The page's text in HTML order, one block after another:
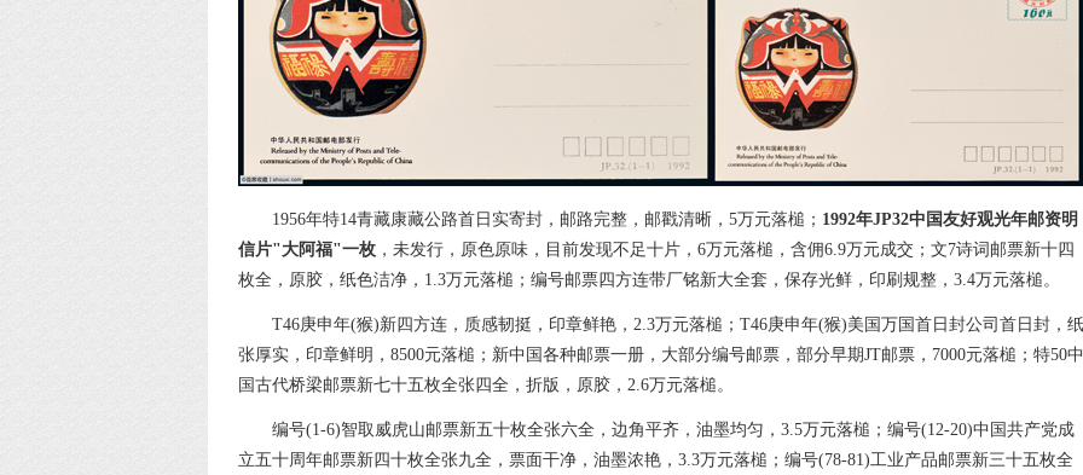
1956年特14青藏康藏公路首日实寄封，邮路完整，邮戳清晰，5万元落槌； 1992年JP32中国友好观光年邮资明
信片"大阿福"一枚 ，未发行，原色原味，目前发现不足十片，6万元落槌，含佣6.9万元成交；文7诗词邮票新十四
枚全，原胶，纸色洁净，1.3万元落槌；编号邮票四方连带厂铭新大全套，保存光鲜，印刷规整，3.4万元落槌。
T46庚申年(猴)新四方连，质感韧挺，印章鲜艳，2.3万元落槌；T46庚申年(猴)美国万国首日封公司首日封，纸
张厚实，印章鲜明，8500元落槌；新中国各种邮票一册，大部分编号邮票，部分早期JT邮票，7000元落槌；特50中
国古代桥梁邮票新七十五枚全张四全，折版，原胶，2.6万元落槌。
编号(1-6)智取威虎山邮票新五十枚全张六全，边角平齐，油墨均匀，3.5万元落槌；编号(12-20)中国共产党成
立五十周年邮票新四十枚全张九全，票面干净，油墨浓艳，3.3万元落槌；编号(78-81)工业产品邮票新三十五枚全